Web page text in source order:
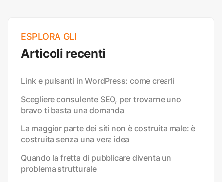
ESPLORA GLI
Articoli recenti
Link e pulsanti in WordPress: come crearli
Scegliere consulente SEO, per trovarne uno
bravo ti basta una domanda
La maggior parte dei siti non è costruita male: è
costruita senza una vera idea
Quando la fretta di pubblicare diventa un
problema strutturale